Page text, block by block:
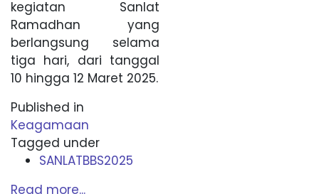
kegiatan Sanlat
Ramadhan yang
berlangsung selama
tiga hari, dari tanggal
10 hingga 12 Maret 2025.
Published in
Keagamaan
Tagged under
SANLATBBS2025
Read more...